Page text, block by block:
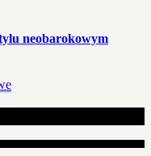
neobarokowym